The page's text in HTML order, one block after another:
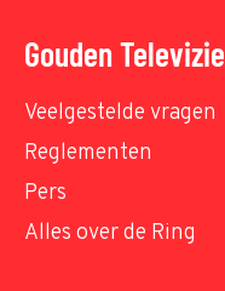
Gouden
Veelgestelde vragen
Reglementen
Pers
Alles over de Ring